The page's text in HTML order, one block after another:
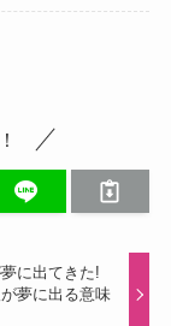
に出てきた!
夢に出る意味